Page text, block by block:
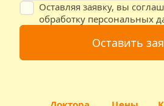
Оставляя заявку, вы
обработку персональных
Оставить